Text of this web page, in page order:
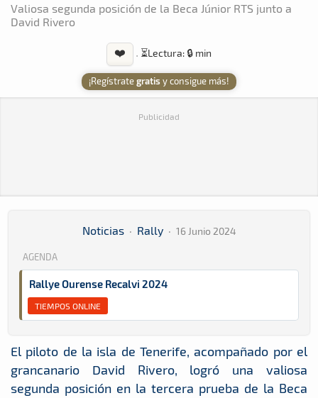
Valiosa segunda posición de la Beca Júnior RTS junto a
David Rivero
❤️ · ⏳Lectura: 🔒 min
¡Regístrategratis y consigue más!
Publicidad
Noticias · Rally · 16 Junio 2024
AGENDA
Rallye Ourense Recalvi 2024
TIEMPOS ONLINE
El piloto de la isla de Tenerife, acompañado por el
grancanario David Rivero, logró una valiosa
segunda posición en la tercera prueba de la Beca